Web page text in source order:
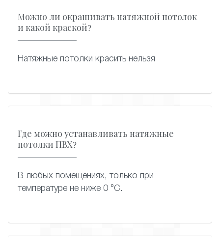
Можно ли окрашивать натяжной потолок
и какой краской?
Натяжные потолки красить нельзя
Где можно устанавливать натяжные
потолки ПВХ?
В любых помещениях, только при
температуре не ниже 0 °C.